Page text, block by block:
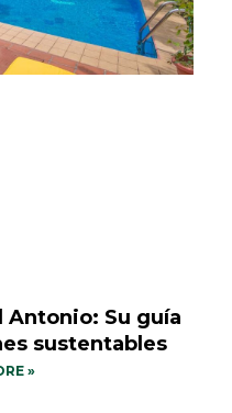
Antonio: Su guía
sustentables
»